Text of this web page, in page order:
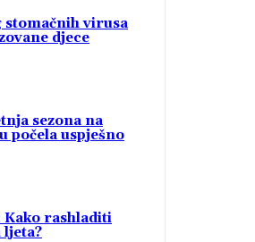
stomačnih virusa
djece
sezona na
počela uspješno
Kako rashladiti